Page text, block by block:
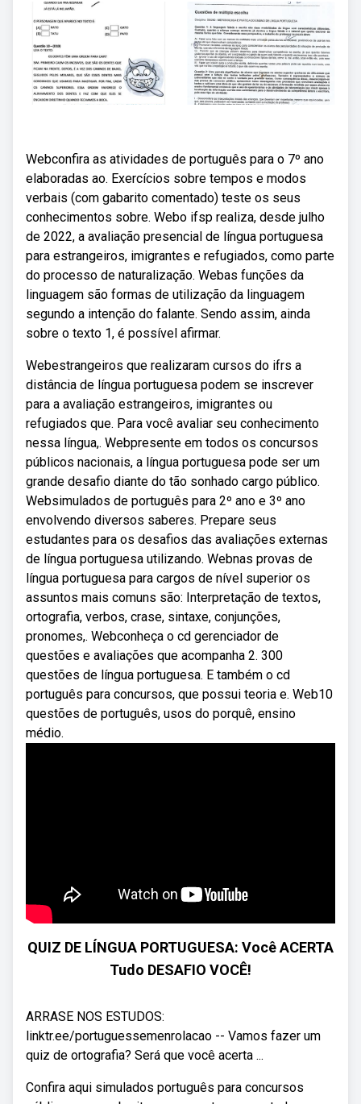
Webconfira as atividades de português para o 7º ano
elaboradas ao. Exercícios sobre tempos e modos
verbais (com gabarito comentado) teste os seus
conhecimentos sobre. Webo ifsp realiza, desde julho
de 2022, a avaliação presencial de língua portuguesa
para estrangeiros, imigrantes e refugiados, como parte
do processo de naturalização. Webas funções da
linguagem são formas de utilização da linguagem
segundo a intenção do falante. Sendo assim, ainda
sobre o texto 1, é possível afirmar.
Webestrangeiros que realizaram cursos do ifrs a
distância de língua portuguesa podem se inscrever
para a avaliação estrangeiros, imigrantes ou
refugiados que. Para você avaliar seu conhecimento
nessa língua,. Webpresente em todos os concursos
públicos nacionais, a língua portuguesa pode ser um
grande desafio diante do tão sonhado cargo público.
Websimulados de português para 2º ano e 3º ano
envolvendo diversos saberes. Prepare seus
estudantes para os desafios das avaliações externas
de língua portuguesa utilizando. Webnas provas de
língua portuguesa para cargos de nível superior os
assuntos mais comuns são: Interpretação de textos,
ortografia, verbos, crase, sintaxe, conjunções,
pronomes,. Webconheça o cd gerenciador de
questões e avaliações que acompanha 2. 300
questões de língua portuguesa. E também o cd
português para concursos, que possui teoria e. Web10
questões de português, usos do porquê, ensino
médio.
QUIZ DE LÍNGUA PORTUGUESA: Você ACERTA
Tudo DESAFIO VOCÊ!
ARRASE NOS ESTUDOS:
linktr.ee/portuguessemenrolacao -- Vamos fazer um
quiz de ortografia? Será que você acerta ...
Confira aqui simulados português para concursos